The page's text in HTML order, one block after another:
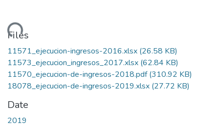
Files
11571_ejecucion-ingresos-2016.xlsx (26.58 KB)
11573_ejecucion_ingresos_2017.xlsx (62.84 KB)
11570_ejecucion-de-ingresos-2018.pdf(310.92 KB)
18078_ejecucion-de-ingresos-2019.xlsx (27.72 KB)
Date
2019